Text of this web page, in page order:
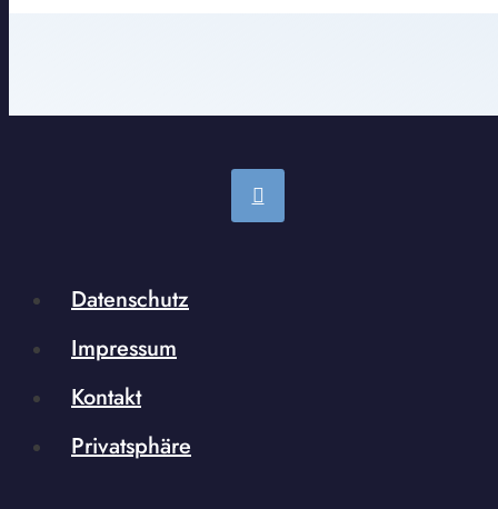
Datenschutz
Impressum
Kontakt
Privatsphäre